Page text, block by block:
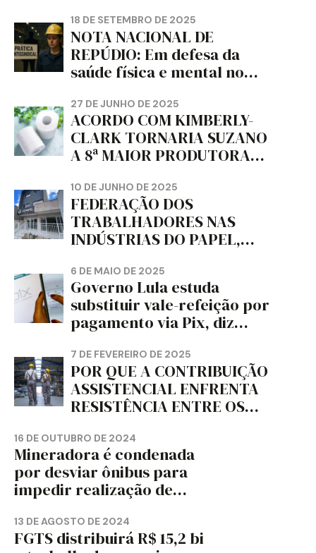
18 DE SETEMBRO DE 2025
NOTA NACIONAL DE
REPÚDIO: Em defesa da
saúde física e mental no
da dignidade sindical.
27 DE JUNHO DE 2025
ACORDO COM KIMBERLY-
CLARK TORNARIA SUZANO
A 8ª MAIOR PRODUTORA
MUNDO, DIZ FITCH
10 DE JUNHO DE 2025
FEDERAÇÃO DOS
TRABALHADORES NAS
INDÚSTRIAS DO PAPEL,
CORTIÇA E ARTEFATOS DE
PAPEL DO ESTADO DO
PARANÁ – FETRAPEL-PR
6 DE MAIO DE 2025
Governo Lula estuda
substituir vale-refeição por
pagamento via Pix, diz
7 DE FEVEREIRO DE 2025
POR QUE A CONTRIBUIÇÃO
ASSISTENCIAL ENFRENTA
RESISTÊNCIA ENTRE OS
16 DE OUTUBRO DE 2024
Mineradora é condenada
por desviar ônibus para
impedir realização de
13 DE AGOSTO DE 2024
FGTS distribuirá R$ 15,2 bi